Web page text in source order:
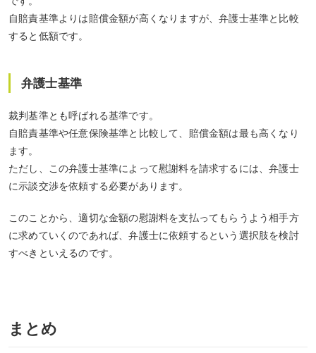
自賠責基準よりは賠償金額が高くなりますが、弁護士基準と比較
すると低額です。
弁護士基準
裁判基準とも呼ばれる基準です。
自賠責基準や任意保険基準と比較して、賠償金額は最も高くなり
ます。
ただし、この弁護士基準によって慰謝料を請求するには、弁護士
に示談交渉を依頼する必要があります。
このことから、適切な金額の慰謝料を支払ってもらうよう相手方
に求めていくのであれば、弁護士に依頼するという選択肢を検討
すべきといえるのです。
まとめ